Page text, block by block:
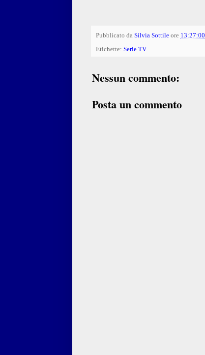
Pubblicato da Silvia Sottile ore 13:27:00
Etichette: Serie TV
Nessun commento:
Posta un commento